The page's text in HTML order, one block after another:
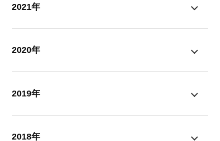
2021年
2020年
2019年
2018年